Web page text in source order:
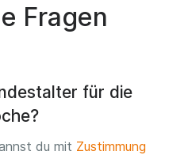
Fragen
für die
du mit Zustimmung